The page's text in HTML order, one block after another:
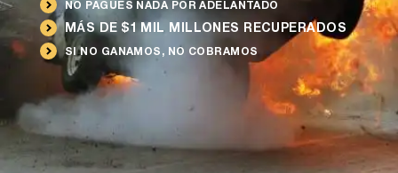
NO PAGUES NADA POR ADELANTADO
MÁS DE $1 MIL MILLONES RECUPERADOS
SI NO GANAMOS, NO COBRAMOS